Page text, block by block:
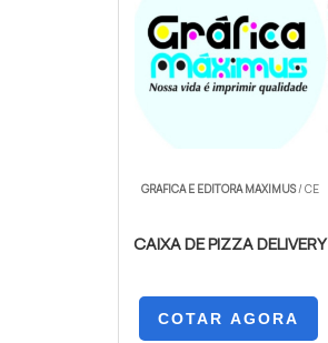
GRAFICA E EDITORA MAXIMUS/ CE
CAIXA DE PIZZA DELIVERY
COTAR AGORA